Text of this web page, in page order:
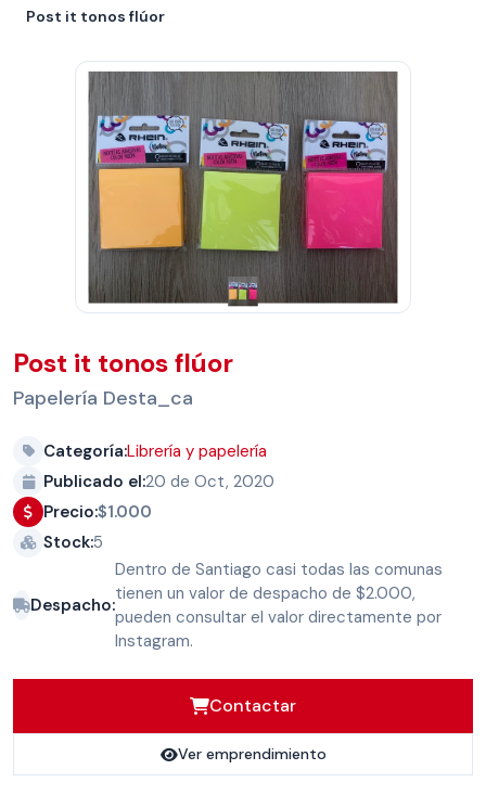
Post it tonos flúor
Post it tonos flúor
Papelería Desta_ca
Categoría:Librería y papelería
Publicado el:20 de Oct, 2020
Precio:$1.000
Stock:5
Despacho:
Dentro de Santiago casi todas las comunas
tienen un valor de despacho de $2.000,
pueden consultar el valor directamente por
Instagram.
Contactar
Ver emprendimiento